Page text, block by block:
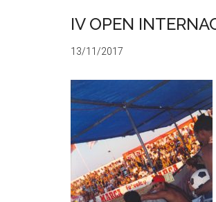
IV OPEN
13/11/2017